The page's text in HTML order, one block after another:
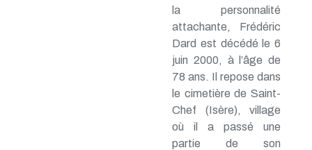
la personnalité
attachante, Frédéric
Dard est décédé le 6
juin 2000, à l’âge de
78 ans. Il repose dans
le cimetière de Saint-
Chef (Isère), village
où il a passé une
partie de son